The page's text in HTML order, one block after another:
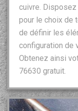
cuivre.
pour le choix de
de définir les
configuration de
Obtenez ainsi
76630 gratuit.